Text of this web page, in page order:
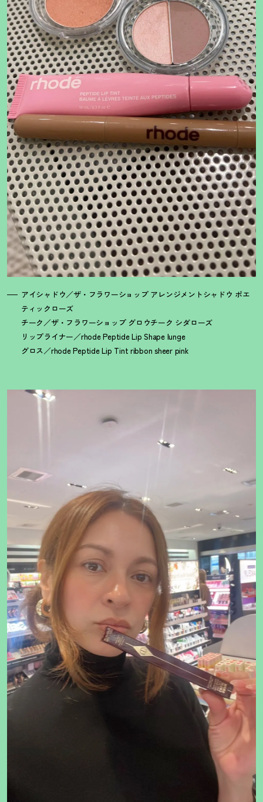
アイシャドウ／ザ・フラワーショップ アレンジメントシャドウ ポエ
ティックローズ
チーク／ザ・フラワーショップ グロウチーク シダローズ
リップライナー／rhode Peptide Lip Shape lunge
グロス／rhode Peptide Lip Tint ribbon sheer pink